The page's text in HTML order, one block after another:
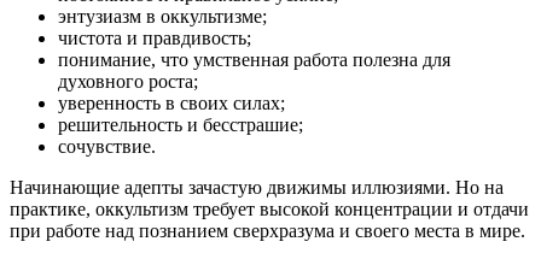
энтузиазм в оккультизме;
чистота и правдивость;
понимание, что умственная работа полезна для
духовного роста;
уверенность в своих силах;
решительность и бесстрашие;
сочувствие.
Начинающие адепты зачастую движимы иллюзиями. Но на
практике, оккультизм требует высокой концентрации и отдачи
при работе над познанием сверхразума и своего места в мире.